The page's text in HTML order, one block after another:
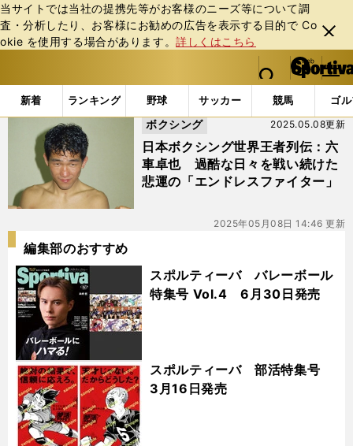
当サイトでは当社の提携先等がお客様のニーズ等について調
査・分析したり、お客様にお勧めの広告を表⽰する⽬的で Co
okie を使⽤する場合があります。詳しくはこちら
閉じ
る
web Sportiva (webスポルティーバ)
検索
マイペ
ー
ジ
メニュ
新着 ランキング 野球 サッカー 競馬 ゴ
b
ス
ー
バ
「#エンドレスファイター」の最新ニュース・ 情報
日本ボクシング世界王者列伝：六
車卓也 過酷な日々を戦い続けた
悲運の「エンドレスファイター」
2025.05.08更新
ボクシング
2025年05月08日 14:46 更新
編集部のおすすめ
スポルティーバ バレーボール
特集号 Vol.4 6月30日発売
スポルティーバ 部活特集号
3月16日発売